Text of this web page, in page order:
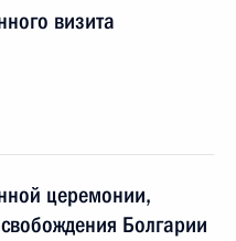
визита
церемонии,
Болгарии